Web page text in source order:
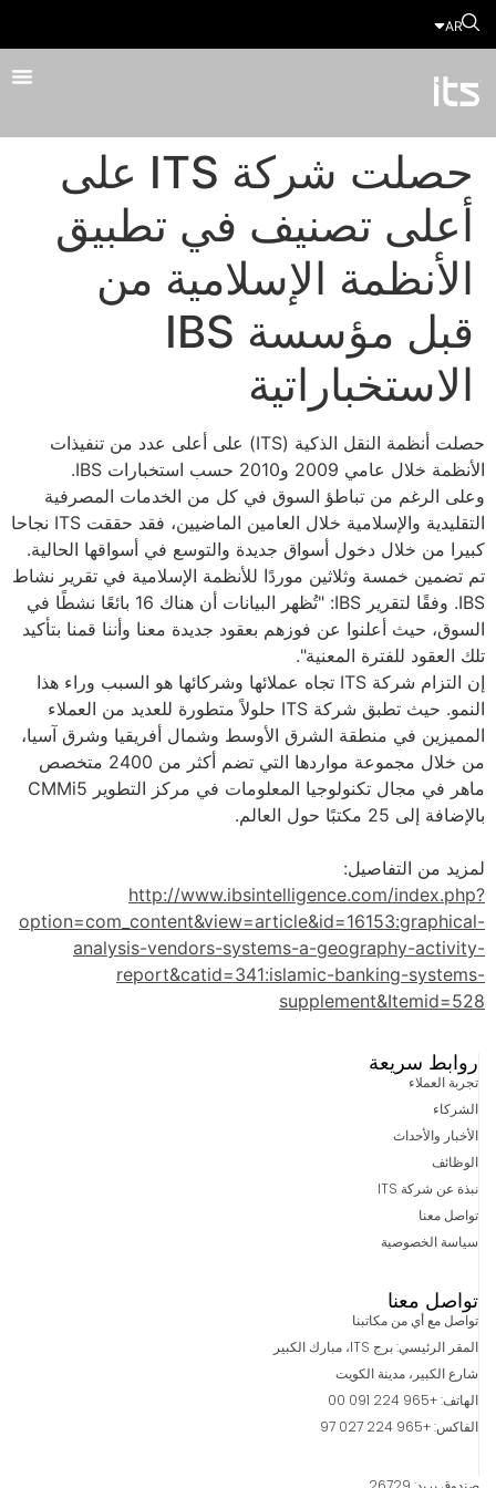
AR
حصلت شركة ITS على
أعلى تصنيف في تطبيق
الأنظمة الإسلامية من
قبل مؤسسة IBS
الاستخباراتية
حصلت أنظمة النقل الذكية (ITS) على أعلى عدد من تنفيذات
الأنظمة خلال عامي 2009 و2010 حسب استخبارات IBS.
وعلى الرغم من تباطؤ السوق في كل من الخدمات المصرفية
التقليدية والإسلامية خلال العامين الماضيين، فقد حققت ITS نجاحا
كبيرا من خلال دخول أسواق جديدة والتوسع في أسواقها الحالية.
​تم تضمين خمسة وثلاثين موردًا للأنظمة الإسلامية في تقرير نشاط
IBS. وفقًا لتقرير IBS: "تُظهر البيانات أن هناك 16 بائعًا نشطًا في
السوق، حيث أعلنوا عن فوزهم بعقود جديدة معنا وأننا قمنا بتأكيد
تلك العقود للفترة المعنية".
إن التزام شركة ITS تجاه عملائها وشركائها هو السبب وراء هذا
النمو. حيث تطبق شركة ITS حلولاً متطورة للعديد من العملاء
المميزين في منطقة الشرق الأوسط وشمال أفريقيا وشرق آسيا،
من خلال مجموعة مواردها التي تضم أكثر من 2400 متخصص
ماهر في مجال تكنولوجيا المعلومات في مركز التطوير CMMi5
بالإضافة إلى 25 مكتبًا حول العالم.
لمزيد من التفاصيل:
http://www.ibsintelligence.com/index.php?
option=com_content&view=article&id=16153:graphical-
analysis-vendors-systems-a-geography-activity-
report&catid=341:islamic-banking-systems-
supplement&Itemid=528
روابط سريعة
تجربة العملاء
الشركاء
الأخبار والأحداث
الوظائف
نبذة عن شركة ITS
تواصل معنا
سياسة الخصوصية
تواصل معنا
تواصل مع أي من مكاتبنا
المقر الرئيسي: برج ITS، مبارك الكبير
شارع الكبير، مدينة الكويت
الهاتف: +965 224 091 00
الفاكس: +965 224 027 97